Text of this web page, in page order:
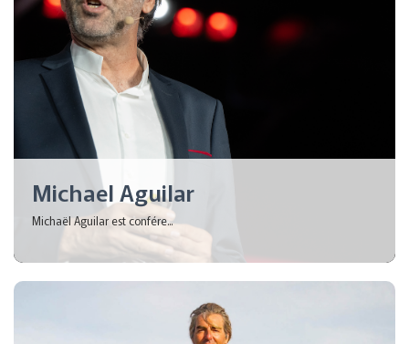
Michael Aguilar
Michaël Aguilar est confére...